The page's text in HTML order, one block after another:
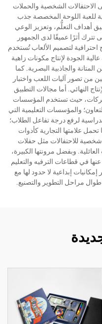
الشخصية والحملات
للعبة اللوحة المخصصة جذب
أهداف التعلُّم، وتعزيز الوعي
تترك أثرًا عميقًا لدى الجمهور
لتصميم الألعاب تُستخدم
الجودة لإنتاج مكونات زاهية
والجاذبية البصرية. كما
من تصور آليات اللعب واختبار
النهائي. أما مجالات التطبيق
حيث تستخدم المؤسسات
والمؤسسات التعليمية التي
لرفع درجة تفاعل الطلاب؛
تحمل علامتها التجارية كأدوات
شخصية للاحتفالات مثل حفلات
وبفضل مرونتها الكبيرة،
في قطاعات الترفيه والتعليم
إبداعية لا حدود لها مع
طوال مراحل التطوير والتصنيع.